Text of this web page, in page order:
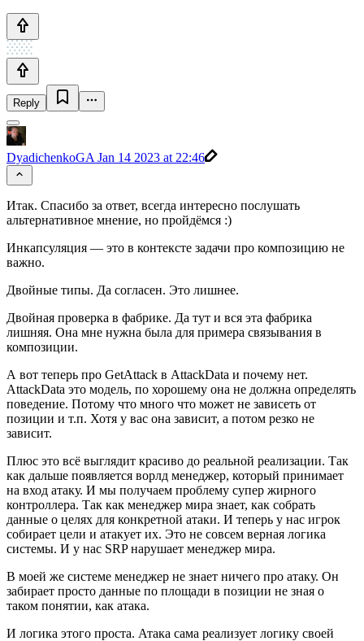
Reply
DyadichenkoGA Jan 14 2023 at 22:46
Итак. Спасибо за ответ, всегда интересно послушать
альтернативное мнение, но пройдёмся :)
Инкапсуляция — это в контексте задачи про композицию не
важно.
Двойные типы. Да согласен. Это лишнее.
Двойная проверка в фабрике. Да тут и вся эта фабрика
лишняя. Она мне нужна была для примера связывания в
композиции.
А вот теперь про GetAttack в AttackData и почему нет.
AttackData это модель, по хорошему она не должна определять
поведение. Потому что много что может не зависеть от
позиции и т.п. Хотя у вас она зависит, а потом резко не
зависит.
Плюс это всё выглядит красиво до реальной реализации. Так
как дальше появляется ворлд менеджер, который принимает
на вход атаку. И мы получаем проблему супер жирного
контроллера. Так как менеджер мира знает, как собрать
данные о целях для конкретной атаки. И теперь у нас игрок
собирает цели и атакует их. Это не совсем верная логика
системы. И у нас SRP нарушает менеджер мира.
В моей же системе менеджер не знает ничего про атаку. Он
забирает просто данные по площади в позиции не зная о
таком понятии, как атака.
И логика этого проста. Атака сама реализует логику своей